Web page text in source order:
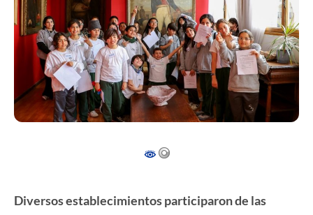
Diversos establecimientos participaron de las